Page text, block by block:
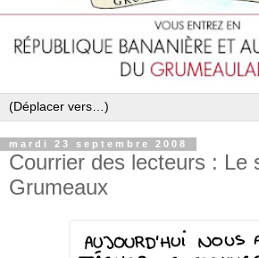
mardi 23 septembre 2008
Courrier des lecteurs : Le
Grumeaux